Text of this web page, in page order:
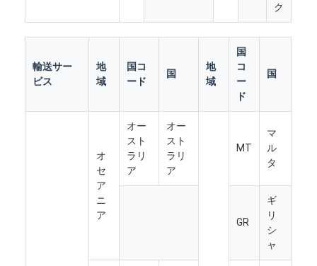
ク
輸送サー
ビス
地
域
国コ
ード
国
地
域
国
コ
ー
ド
国
オ
セ
ア
ニ
ア
オー
スト
ラリ
ア
オー
スト
ラリ
ア
MT
マ
ル
タ
GR
ギ
リ
シ
ャ